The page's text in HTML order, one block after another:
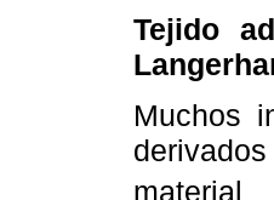
Tejido
Muchos
material